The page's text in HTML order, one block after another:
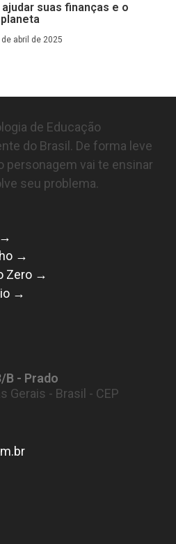
suas finanças e o
planeta
de abril de 2025
de Educação
do Brasil. De forma leve
personagem vai te ensinar
seu problema.
→
Zero →
→
B - Prado
Gerais - Brasil - CEP
Abre